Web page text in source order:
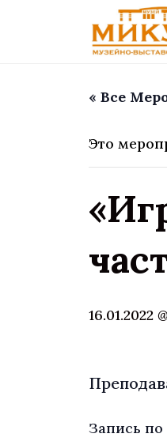
« Все
Это
16.01.2022
Запись по